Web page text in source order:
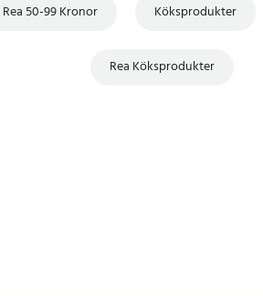
Rea 50-99 Kronor Köksprodukter
Rea Köksprodukter